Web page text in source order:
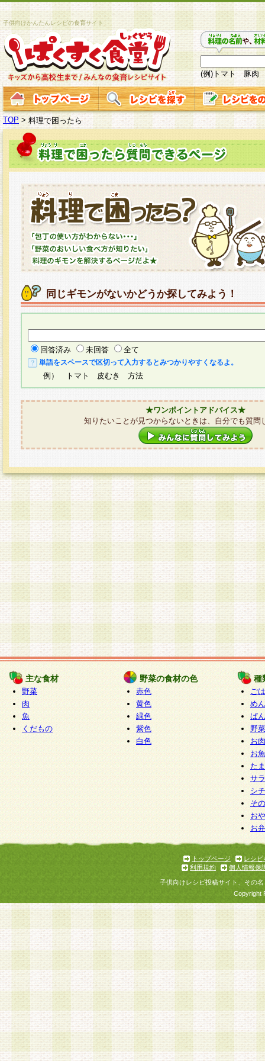
子供向けかんたんレシピの食育サイト
(例)トマト 豚肉
TOP >料理で困ったら
同じギモンがないかどうか探してみよう！
回答済み 未回答 全て
単語をスペースで区切って入力するとみつかりやすくなるよ。
例） トマト 皮むき 方法
★ワンポイントアドバイス★
知りたいことが見つからないときは、自分でも質問
主な食材
野菜
肉
魚
くだもの
野菜の食材の色
赤色
黄色
緑色
紫色
白色
種
ご
めん
ぱん
野
お
お
た
サ
シ
そ
お
お
トップページ
レシピ
利用規約
個人情報保
子供向けレシピ投稿サイト、その
Copyright